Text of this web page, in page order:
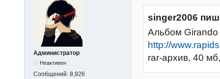
Администратор
Неактивен
Сообщений: 8,926
singer2006
Альбом Girando
http://
rar-архив, 40